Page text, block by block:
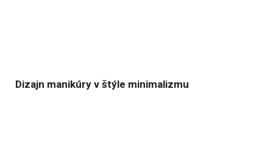
Dizajn manikúry v štýle minimalizmu